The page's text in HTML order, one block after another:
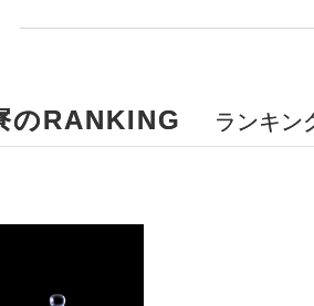
のRANKING ランキン